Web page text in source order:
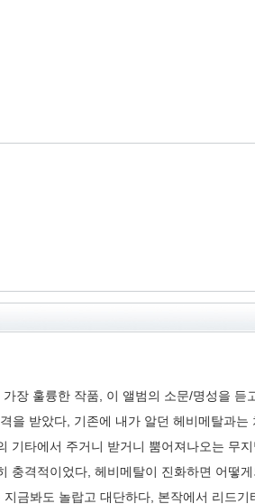
장 훌륭한 작품, 이 앨범의 소문/명성을
받았다, 기존에 내가 알던 헤비메탈과
타에서 주거니 받거니 뿜어져나오는 무
격적이었다, 헤비메탈이 진화하면 어떻
금봐도 놀랍고 대단하다, 본작에서 리드